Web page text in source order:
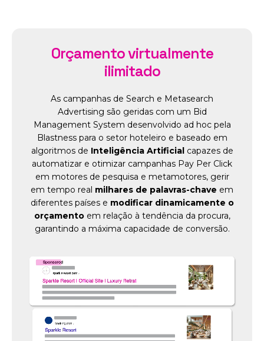
Orçamento virtualmente
ilimitado
As campanhas de Search e Metasearch
Advertising são geridas com um Bid
Management System desenvolvido ad hoc pela
Blastness para o setor hoteleiro e baseado em
algoritmos de Inteligência Artificialcapazes de
automatizar e otimizar campanhas Pay Per Click
em motores de pesquisa e metamotores, gerir
em tempo real milhares de palavras-chave em
diferentes países e modificar dinamicamente o
orçamentoem relação à tendência da procura,
garantindo a máxima capacidade de conversão.